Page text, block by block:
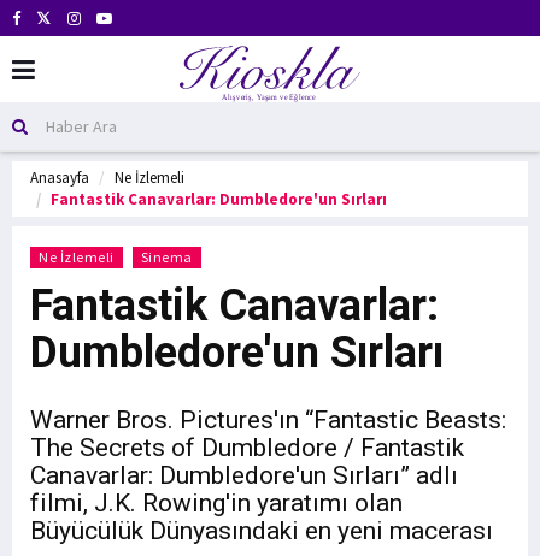
Anasayfa
Ne İzlemeli
Fantastik Canavarlar: Dumbledore'un Sırları
Ne İzlemeli Sinema
Fantastik Canavarlar:
Dumbledore'un Sırları
Warner Bros. Pictures'ın “Fantastic Beasts:
The Secrets of Dumbledore / Fantastik
Canavarlar: Dumbledore'un Sırları” adlı
filmi, J.K. Rowing'in yaratımı olan
Büyücülük Dünyasındaki en yeni macerası